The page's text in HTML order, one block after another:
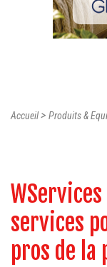
Accueil> Produits &
services
pros de la